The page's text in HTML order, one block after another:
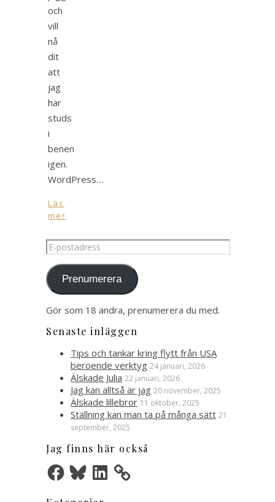
och
vill
nå
dit
att
jag
har
studs
i
benen
igen.
WordPress…
Läs
mer
E-
postadress
Prenumerera
Gör som 18 andra, prenumerera du med.
Senaste inläggen
Tips och tankar kring flytt från USA
beroende verktyg 24 januari, 2026
Älskade Julia 22 januari, 2026
Jag kan alltså är jag 20 november, 2025
Älskade lillebror 11 oktober, 2025
Ställning kan man ta på många sätt 21
september, 2025
Jag finns här också
FacebookBlueskyLinkedIn